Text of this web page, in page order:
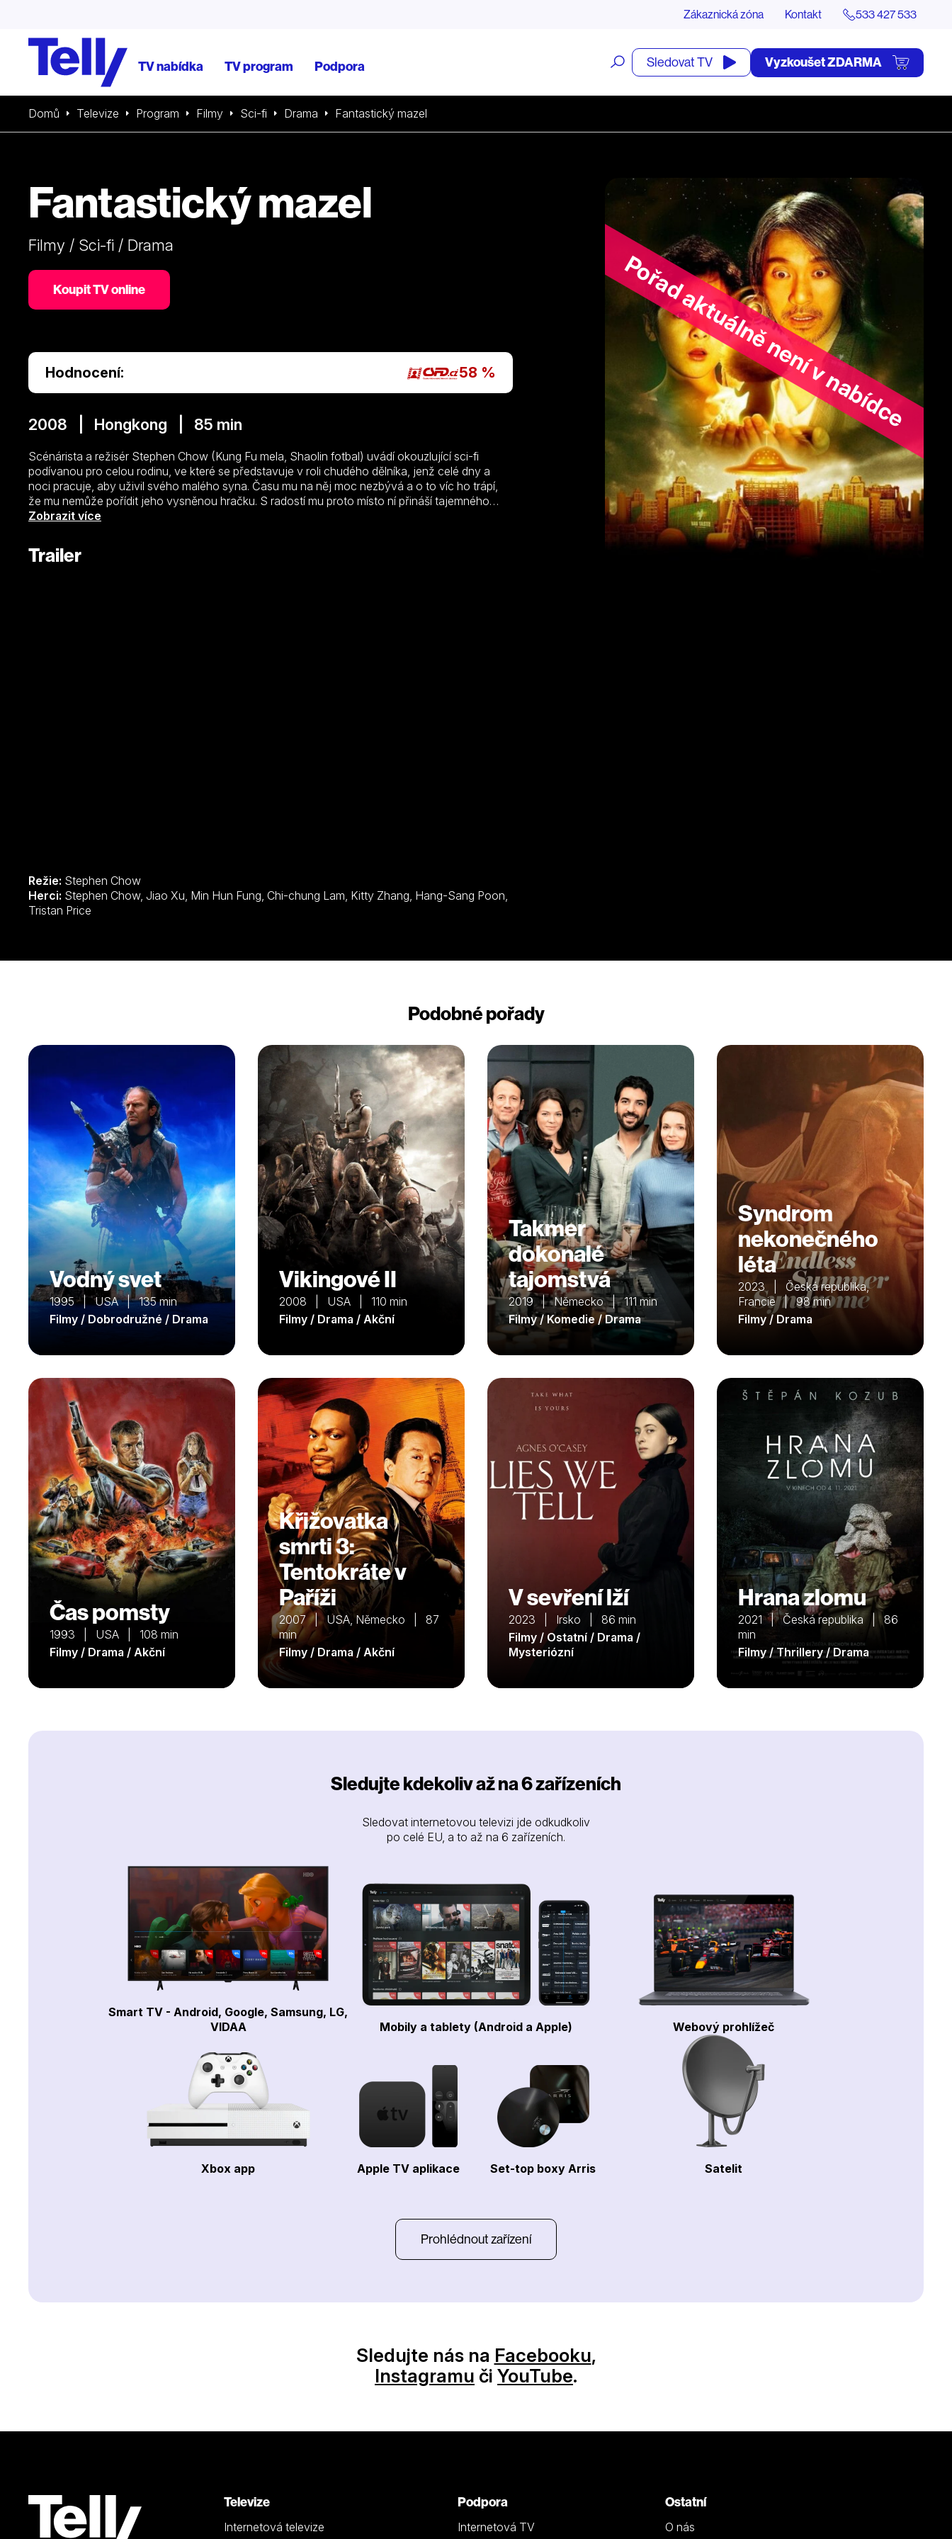
Zákaznická zóna Kontakt 533 427 533
TV nabídka TV program Podpora
Otevřít
vyhledávání
Sledovat TV Vyzkoušet ZDARMA
Domů Televize Program Filmy Sci-fi Drama Fantastický mazel
Pořad aktuálně není v nabídce
Fantastický mazel
Filmy / Sci-fi / Drama
Koupit TV online
Hodnocení: 58 %
2008 | Hongkong | 85 min
Scénárista a režisér Stephen Chow (Kung Fu mela, Shaolin fotbal) uvádí okouzlující sci-fi
podívanou pro celou rodinu, ve které se představuje v roli chudého dělníka, jenž celé dny a
noci pracuje, aby uživil svého malého syna. Času mu na něj moc nezbývá a o to víc ho trápí,
že mu nemůže pořídit jeho vysněnou hračku. S radostí mu proto místo ní přináší tajemného
“plyšáka”, kterého nalezl na místním smetišti. Z chlupatého tvora se ale záhy vyklube veselý
důležitých lekcí, které jim jednou provždy změní život.
Zobrazit více
Trailer
Režie: Stephen Chow
Herci:
Tristan Price
Podobné pořady
Vodný svet
1995 | USA | 135 min
Filmy / Dobrodružné / Drama
Vikingové II
2008 | USA | 110 min
Filmy / Drama / Akční
Takmer
dokonalé
tajomstvá
2019 | Německo | 111 min
Filmy / Komedie / Drama
Syndrom
nekonečného
léta
2023 | Česká republika,
Francie | 98 min
Filmy / Drama
Čas pomsty
1993 | USA | 108 min
Filmy / Drama / Akční
Křižovatka
smrti 3:
Tentokráte v
Paříži
2007 | USA, Německo | 87
min
Filmy / Drama / Akční
V sevření lží
2023 | Irsko | 86 min
Filmy / Ostatní / Drama /
Mysteriózní
Hrana zlomu
2021 | Česká republika | 86
min
Filmy / Thrillery / Drama
Sledujte kdekoliv až na 6 zařízeních
Sledovat internetovou televizi jde odkudkoliv
po celé EU, a to až na 6 zařízeních.
Smart TV - Android, Google, Samsung, LG,
VIDAA
Mobily a tablety (Android a Apple) Webový prohlížeč
Xbox app Apple TV aplikace Set-top boxy Arris Satelit
Prohlédnout zařízení
Sledujte nás na Facebooku,
Instagramu či YouTube.
Televize
Internetová televize
Podpora
Internetová TV
Ostatní
O nás